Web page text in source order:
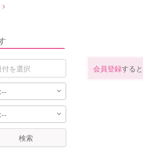
検索
会員登録する